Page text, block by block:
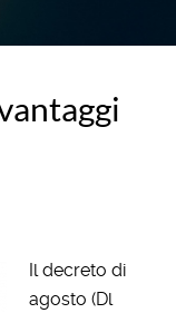
Il decreto di
agosto (Dl